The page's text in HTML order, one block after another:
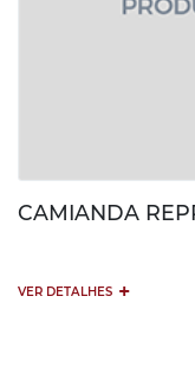
CAMIANDA
VER DETALHES +